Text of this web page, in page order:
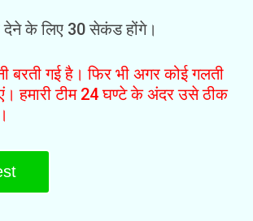
के लिए 30 सेकंड होंगे।
बरती गई है। फिर भी अगर कोई गलती
हमारी टीम 24 घण्टे के अंदर उसे ठीक